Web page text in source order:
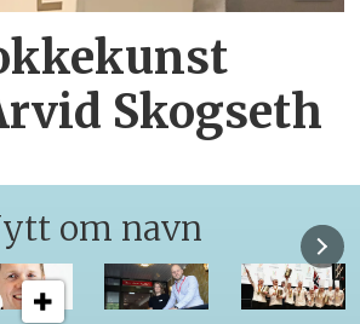
Skogseth
om navn